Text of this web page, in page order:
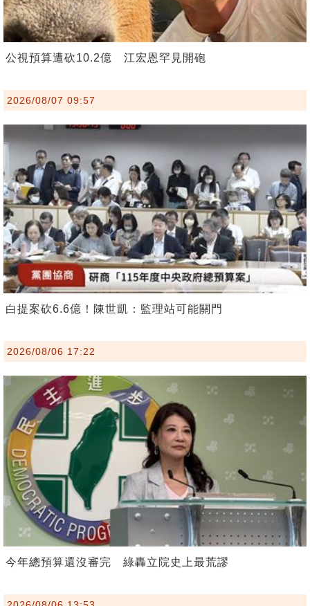
公視預算遭砍10.2億 江宏恩罕見開砲
2026/08/07 09:57
白提案砍6.6億！陳世凱：監理站可能關門
2026/08/06 17:22
今年總預算還沒審完 綠轟立院史上最荒謬